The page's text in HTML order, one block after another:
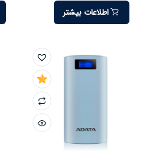
اطلاعات بیشتر